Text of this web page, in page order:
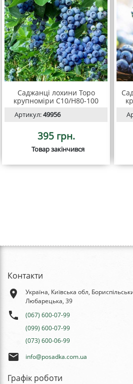
Саджанці лохини Торо
крупноміри С10/Н80-100
Артикул:49956
395 грн.
Товар закінчився
Контакти
place
Україна, Київська обл,
Любарецька, 39
phone
(067) 600-07-99
(099) 600-07-99
(073) 600-06-99
email info@posadka.com.ua
Графік роботи